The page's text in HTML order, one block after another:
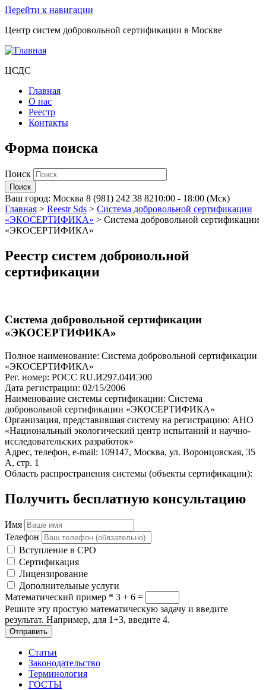
Перейти к навигации
Центр систем добровольной сертификации в Москве
ЦСДС
Главная
О нас
Реестр
Контакты
Форма поиска
Поиск
Ваш город: Москва 8 (981) 242 38 8210:00 - 18:00 (Мск)
Главная > Reestr Sds > Система добровольной сертификации
«ЭКОСЕРТИФИКА» > Система добровольной сертификации
«ЭКОСЕРТИФИКА»
Реестр систем добровольной
сертификации
Система добровольной сертификации
«ЭКОСЕРТИФИКА»
Полное наименование: Система добровольной сертификации
«ЭКОСЕРТИФИКА»
Рег. номер: РОСС RU.И297.04ИЭ00
Дата регистрации: 02/15/2006
Наименование системы сертификации: Система
добровольной сертификации «ЭКОСЕРТИФИКА»
Организация, представившая систему на регистрацию: АНО
«Национальный экологический центр испытаний и научно-
исследовательских разработок»
Адрес, телефон, e-mail: 109147, Москва, ул. Воронцовская, 35
А, стр. 1
Область распространения системы (объекты сертификации):
Получить бесплатную консультацию
Имя
Телефон
Вступление в СРО
Сертификация
Лицензирование
Дополнительные услуги
Математический пример * 3 + 6 =
Решите эту простую математическую задачу и введите
результат. Например, для 1+3, введите 4.
Отправить
Статьи
Законодательство
Терминология
ГОСТЫ